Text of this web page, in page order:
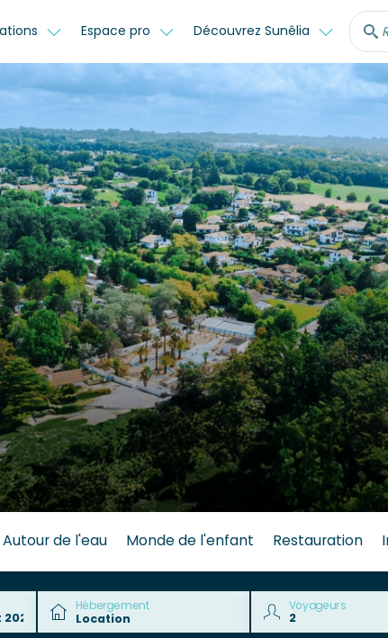
Espace pro Découvrez Sunêlia
Autour de l'eau Monde de l'enfant Restauration
Hébergement Voyageurs